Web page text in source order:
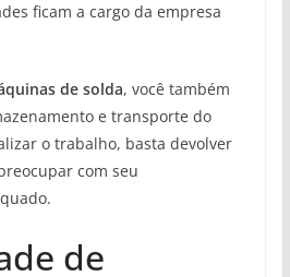
ficam a cargo da empresa
de solda, você também
e transporte do
o trabalho, basta devolver
com seu
de